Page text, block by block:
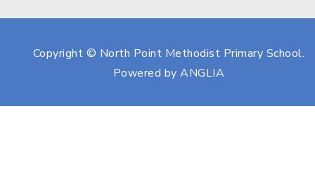
Copyright © North Point Methodist Primary School.
Powered byANGLIA